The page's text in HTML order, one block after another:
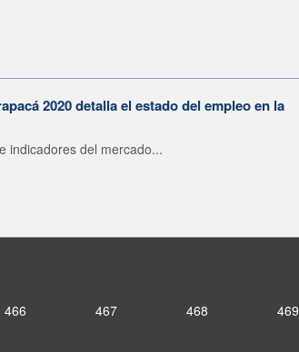
2020 detalla el estado del empleo en la
indicadores del mercado...
466 467 468 469